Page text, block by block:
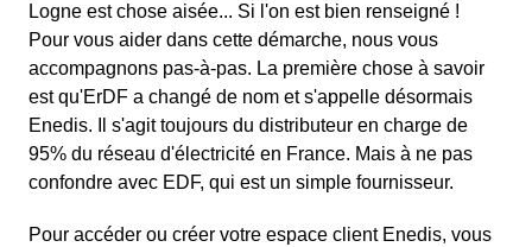
Logne est chose aisée... Si l'on est bien renseigné !
Pour vous aider dans cette démarche, nous vous
accompagnons pas-à-pas. La première chose à savoir
est qu'ErDF a changé de nom et s'appelle désormais
Enedis. Il s'agit toujours du distributeur en charge de
95% du réseau d'électricité en France. Mais à ne pas
confondre avec EDF, qui est un simple fournisseur.
Pour accéder ou créer votre espace client Enedis, vous